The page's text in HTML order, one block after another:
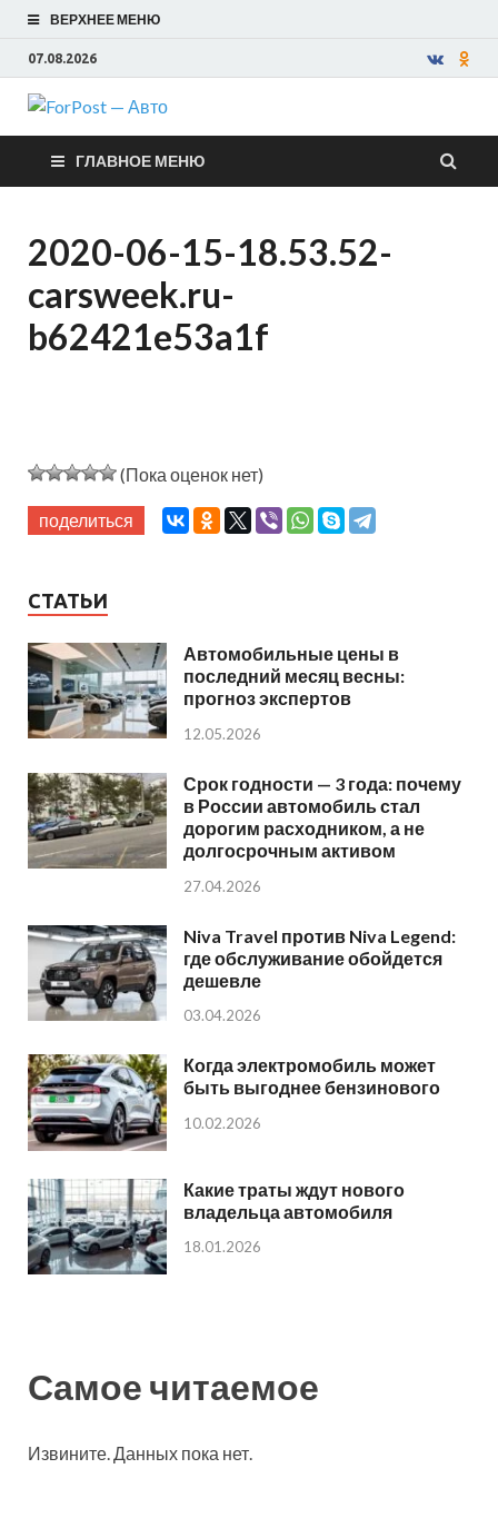
ВЕРХНЕЕ МЕНЮ
07.08.2026
ForPost —
Авто
ГЛАВНОЕ МЕНЮ
2020-06-15-18.53.52-
carsweek.ru-
b62421e53a1f
(Пока оценок нет)
поделиться
СТАТЬИ
Автомобильные цены в
последний месяц весны:
прогноз экспертов
12.05.2026
Срок годности — 3 года: почему
в России автомобиль стал
дорогим расходником, а не
долгосрочным активом
27.04.2026
Niva Travel против Niva Legend:
где обслуживание обойдется
дешевле
03.04.2026
Когда электромобиль может
быть выгоднее бензинового
10.02.2026
Какие траты ждут нового
владельца автомобиля
18.01.2026
Самое читаемое
Извините. Данных пока нет.